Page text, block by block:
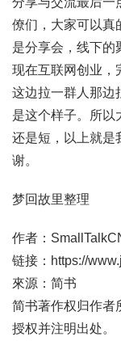
僚们，大家可以真
是分享会，线下的
现在互联网创业，
这边拉一群人那边
是这个样子。所以
还是短，以上就是
谢。
梦回故里整理
作者：
链接：https://
來源：简书
简书著作权归作者
授权并注明出处。